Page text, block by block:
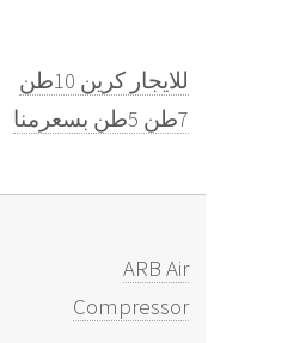
للايجار كرين 10طن
7طن 5طن بسعرمنا
ARB Air
Compressor